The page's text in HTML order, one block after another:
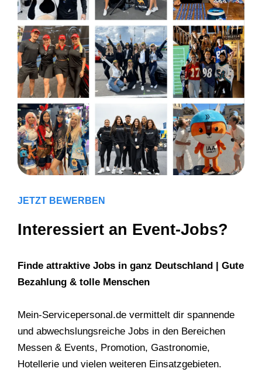
JETZT BEWERBEN
Interessiert an Event-Jobs?
Finde attraktive Jobs in ganz Deutschland | Gute
Bezahlung & tolle Menschen
Mein-Servicepersonal.de vermittelt dir spannende
und abwechslungsreiche Jobs in den Bereichen
Messen & Events, Promotion, Gastronomie,
Hotellerie und vielen weiteren Einsatzgebieten.